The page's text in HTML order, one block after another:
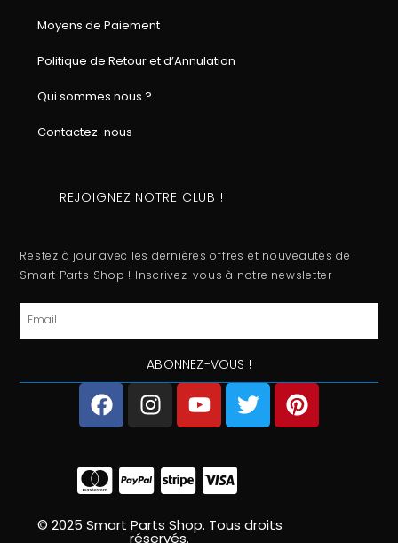
Moyens de Paiement
Politique de Retour et d’Annulation
Qui sommes nous ?
Contactez-nous
REJOIGNEZ NOTRE CLUB !
Restez à jour avec les dernières offres et nouveautés de
Smart Parts Shop ! Inscrivez-vous à notre newsletter
Email
ABONNEZ-VOUS !
F
a
c
e
b
o
o
I
n
s
t
a
g
r
Y
o
u
t
u
b
e
T
w
i
r
P
i
n
© 2025 Smart Parts Shop. Tous droits
réservés.